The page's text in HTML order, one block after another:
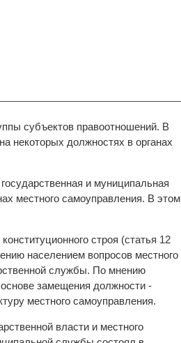
субъектов правоотношений. В
некоторых должностях в органах
и муниципальная
местного самоуправления. В этом
строя (статья 12
населением вопросов местного
службы. По мнению
замещения должности -
местного самоуправления.
власти и местного